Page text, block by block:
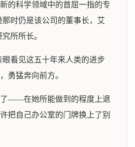
的科学领域中的首屈一指的专
那时仍是该公司的董事长，艾
所所长。
眼看见这五十年来人类的进步
勇猛奔向前方。
——在她所能做到的程度上退
把自己办公室的门牌换上了别